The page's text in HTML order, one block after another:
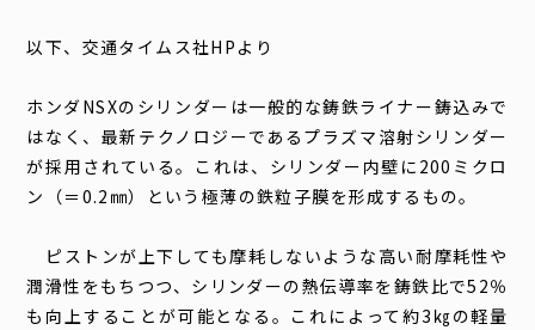
以下、交通タイムス社HPより
ホンダNSXのシリンダーは一般的な鋳鉄ライナー鋳込みで
はなく、最新テクノロジーであるプラズマ溶射シリンダー
が採用されている。これは、シリンダー内壁に200ミクロ
ン（＝0.2㎜）という極薄の鉄粒子膜を形成するもの。
ピストンが上下しても摩耗しないような高い耐摩耗性や
潤滑性をもちつつ、シリンダーの熱伝導率を鋳鉄比で52％
も向上することが可能となる。これによって約3㎏の軽量